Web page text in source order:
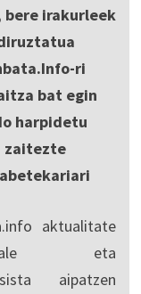
bere irakurleek
ri
bat egin
harpidetu
zaitezte
aktualitate
eta
aipatzen